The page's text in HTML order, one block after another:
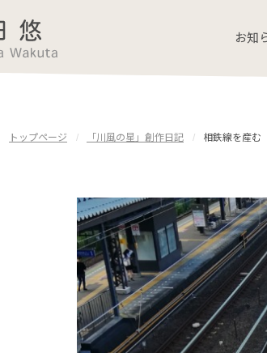
お知
トップページ 「川風の星」創作日記 相鉄線を産む